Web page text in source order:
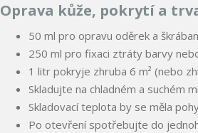
Oprava kůže, pokrytí a
50 ml pro opravu oděrek a
250 ml pro fixaci ztráty barvy
1 litr pokryje zhruba 6 m² (nebo
Skladujte na chladném a suchém
Skladovací teplota by se měla
Po otevření spotřebujte do